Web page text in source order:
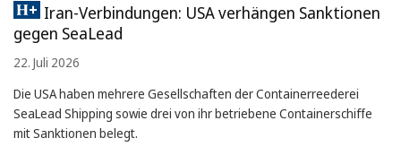
Iran-Verbindungen: USA verhängen Sanktionen
gegen SeaLead
22. Juli 2026
Die USA haben mehrere Gesellschaften der Containerreederei
SeaLead Shipping sowie drei von ihr betriebene Containerschiffe
mit Sanktionen belegt.